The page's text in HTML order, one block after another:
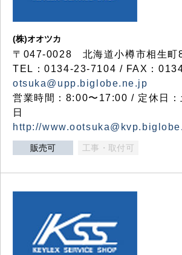
(株)オオツカ
〒047-0028 北海道小樽市相生町
TEL：0134-23-7104 / FAX：
otsuka@upp.biglobe.ne.jp
営業時間：8:00〜17:00 / 定休日：
日
http://
販売可 工事・取付可